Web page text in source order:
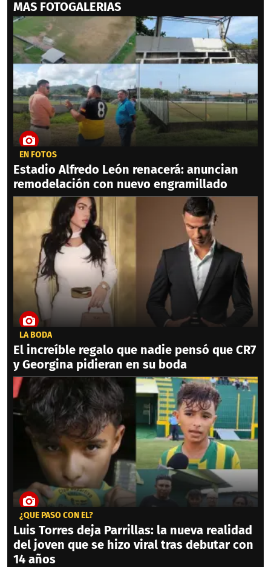
MAS FOTOGALERIAS
EN FOTOS
Estadio Alfredo León renacerá: anuncian
remodelación con nuevo engramillado
LA BODA
El increíble regalo que nadie pensó que CR7
y Georgina pidieran en su boda
¿QUÉ PASÓ CON ÉL?
Luis Torres deja Parrillas: la nueva realidad
del joven que se hizo viral tras debutar con
14 años